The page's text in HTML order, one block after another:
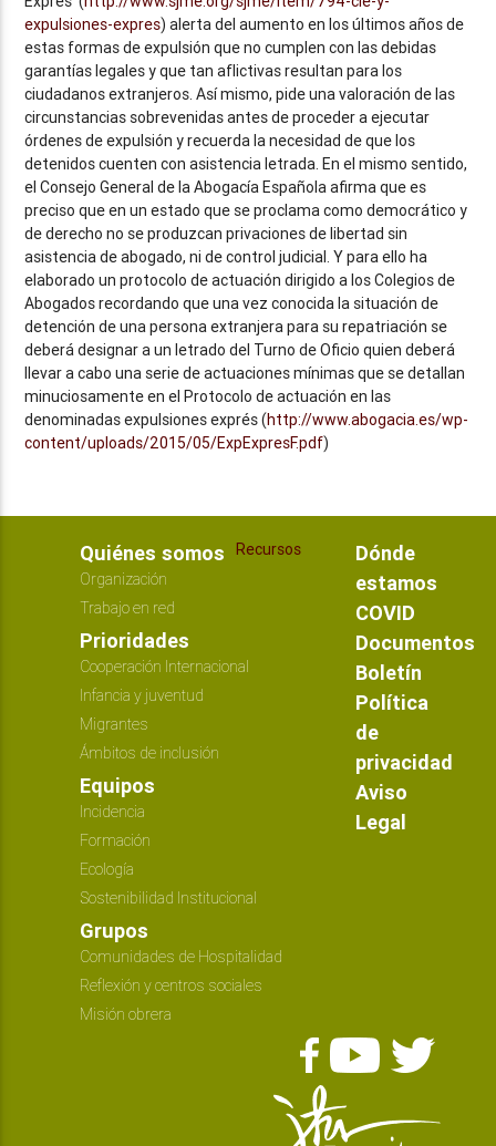
expulsiones-expres) alerta del aumento en los últimos años de
estas formas de expulsión que no cumplen con las debidas
garantías legales y que tan aflictivas resultan para los
ciudadanos extranjeros. Así mismo, pide una valoración de las
circunstancias sobrevenidas antes de proceder a ejecutar
órdenes de expulsión y recuerda la necesidad de que los
detenidos cuenten con asistencia letrada. En el mismo sentido,
el Consejo General de la Abogacía Española afirma que es
preciso que en un estado que se proclama como democrático y
de derecho no se produzcan privaciones de libertad sin
asistencia de abogado, ni de control judicial. Y para ello ha
elaborado un protocolo de actuación dirigido a los Colegios de
Abogados recordando que una vez conocida la situación de
detención de una persona extranjera para su repatriación se
deberá designar a un letrado del Turno de Oficio quien deberá
llevar a cabo una serie de actuaciones mínimas que se detallan
minuciosamente en el Protocolo de actuación en las
denominadas expulsiones exprés (http://www.abogacia.es/wp-
content/uploads/2015/05/ExpExpresF.pdf)
Quiénes somos
Organización
Trabajo en red
Recursos
Prioridades
Cooperación Internacional
Infancia y juventud
Migrantes
Ámbitos de inclusión
Equipos
Incidencia
Formación
Ecología
Sostenibilidad Institucional
Grupos
Comunidades de Hospitalidad
Reflexión y centros sociales
Misión obrera
Dónde
estamos
COVID
Documentos
Boletín
Política
de
privacidad
Aviso
Legal